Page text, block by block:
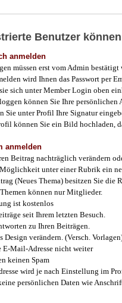
Benutzer
anmelden
müssen erst vom Admin bestätigt
wird Ihnen das Passwort per
sich unter Member Login oben
können Sie Ihre persönlichen
Sie unter Profil Ihre Signatur
können Sie ein Bild hochladen,
anmelden
Beitrag nachträglich verändern
unter einer Rubrik ein
(Neues Thema) besitzen Sie die
können nur Mitglieder.
ist kostenlos
seit Ihrem letzten Besuch.
zu Ihren Beiträgen.
Design verändern. (Versch.
E-Mail-Adresse nicht weiter
keinen Spam
wird je nach Einstellung im
persönlichen Daten wie